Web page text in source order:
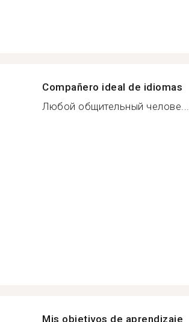
Compañero ideal de idiomas
Любой общительный челове...
Mis objetivos de aprendizaje